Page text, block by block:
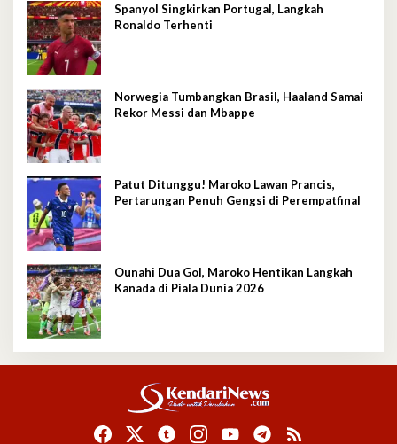
Spanyol Singkirkan Portugal, Langkah
Ronaldo Terhenti
Norwegia Tumbangkan Brasil, Haaland Samai
Rekor Messi dan Mbappe
Patut Ditunggu! Maroko Lawan Prancis,
Pertarungan Penuh Gengsi di Perempatfinal
Ounahi Dua Gol, Maroko Hentikan Langkah
Kanada di Piala Dunia 2026